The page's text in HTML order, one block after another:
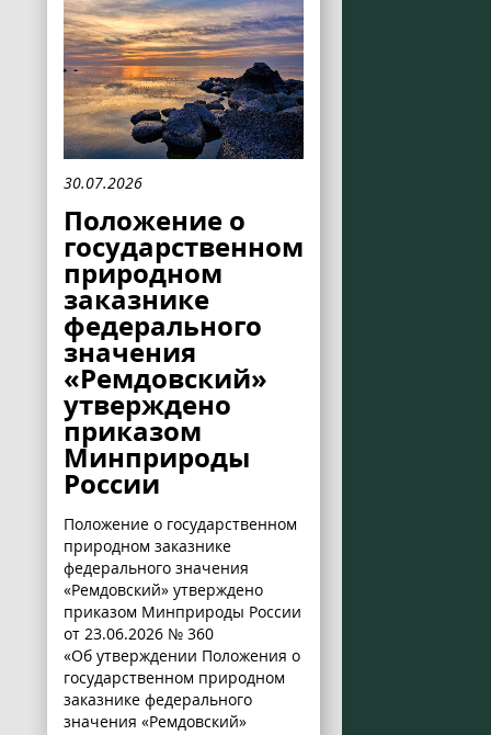
30.07.2026
Положение о
государственном
природном
заказнике
федерального
значения
«Ремдовский»
утверждено
приказом
Минприроды
России
Положение о государственном
природном заказнике
федерального значения
«Ремдовский» утверждено
приказом Минприроды России
от 23.06.2026 № 360
«Об утверждении Положения о
государственном природном
заказнике федерального
значения «Ремдовский»